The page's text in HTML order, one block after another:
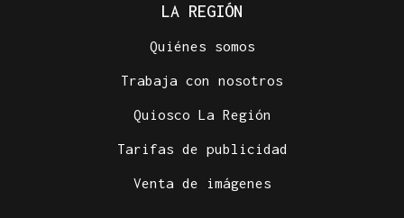
LA REGIÓN
Quiénes somos
Trabaja con nosotros
Quiosco La Región
Tarifas de publicidad
Venta de imágenes